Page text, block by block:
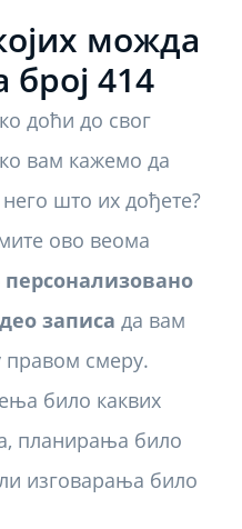
можда
414
доћи до свог
вам кажемо да
што их дођете?
ово веома
персонализовано
записа да вам
правом смеру.
било каквих
планирања било
изговарања било